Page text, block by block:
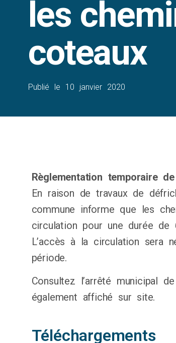
les
coteaux
Publié le 10 janvier 2020
Règlementation temporaire
En raison de travaux de
commune informe que les
circulation pour une durée
L’accès à la circulation sera
période.
Consultez l’arrêté municipal
également affiché sur site.
Téléchargements